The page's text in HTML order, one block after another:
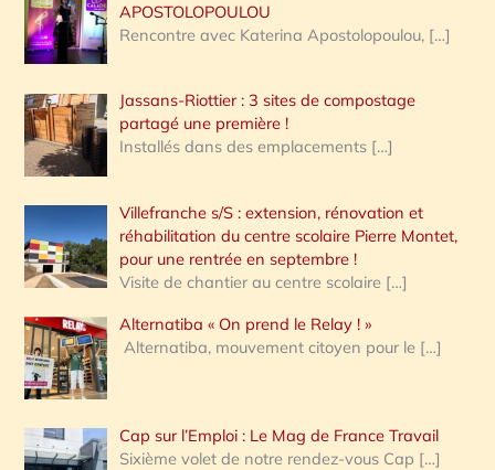
APOSTOLOPOULOU
Rencontre avec Katerina Apostolopoulou, […]
Jassans-Riottier : 3 sites de compostage
partagé une première !
Installés dans des emplacements […]
Villefranche s/S : extension, rénovation et
réhabilitation du centre scolaire Pierre Montet,
pour une rentrée en septembre !
Visite de chantier au centre scolaire […]
Alternatiba « On prend le Relay ! »
Alternatiba, mouvement citoyen pour le […]
Cap sur l’Emploi : Le Mag de France Travail
Sixième volet de notre rendez-vous Cap […]